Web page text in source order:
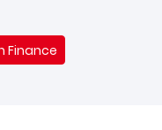
Finance